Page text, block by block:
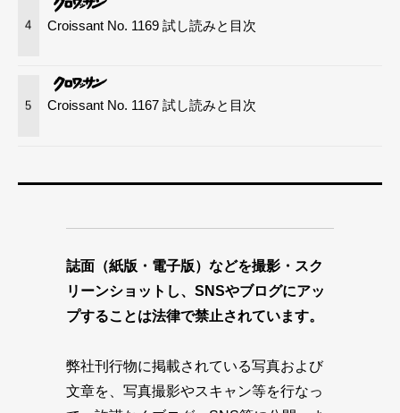
4 Croissant No. 1169 試し読みと目次
5 Croissant No. 1167 試し読みと目次
誌面（紙版・電子版）などを撮影・スク
リーンショットし、SNSやブログにアッ
プすることは法律で禁止されています。
弊社刊行物に掲載されている写真および
文章を、写真撮影やスキャン等を行なっ